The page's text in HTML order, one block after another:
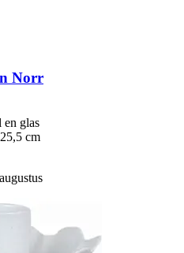
Norr
en glas
cm